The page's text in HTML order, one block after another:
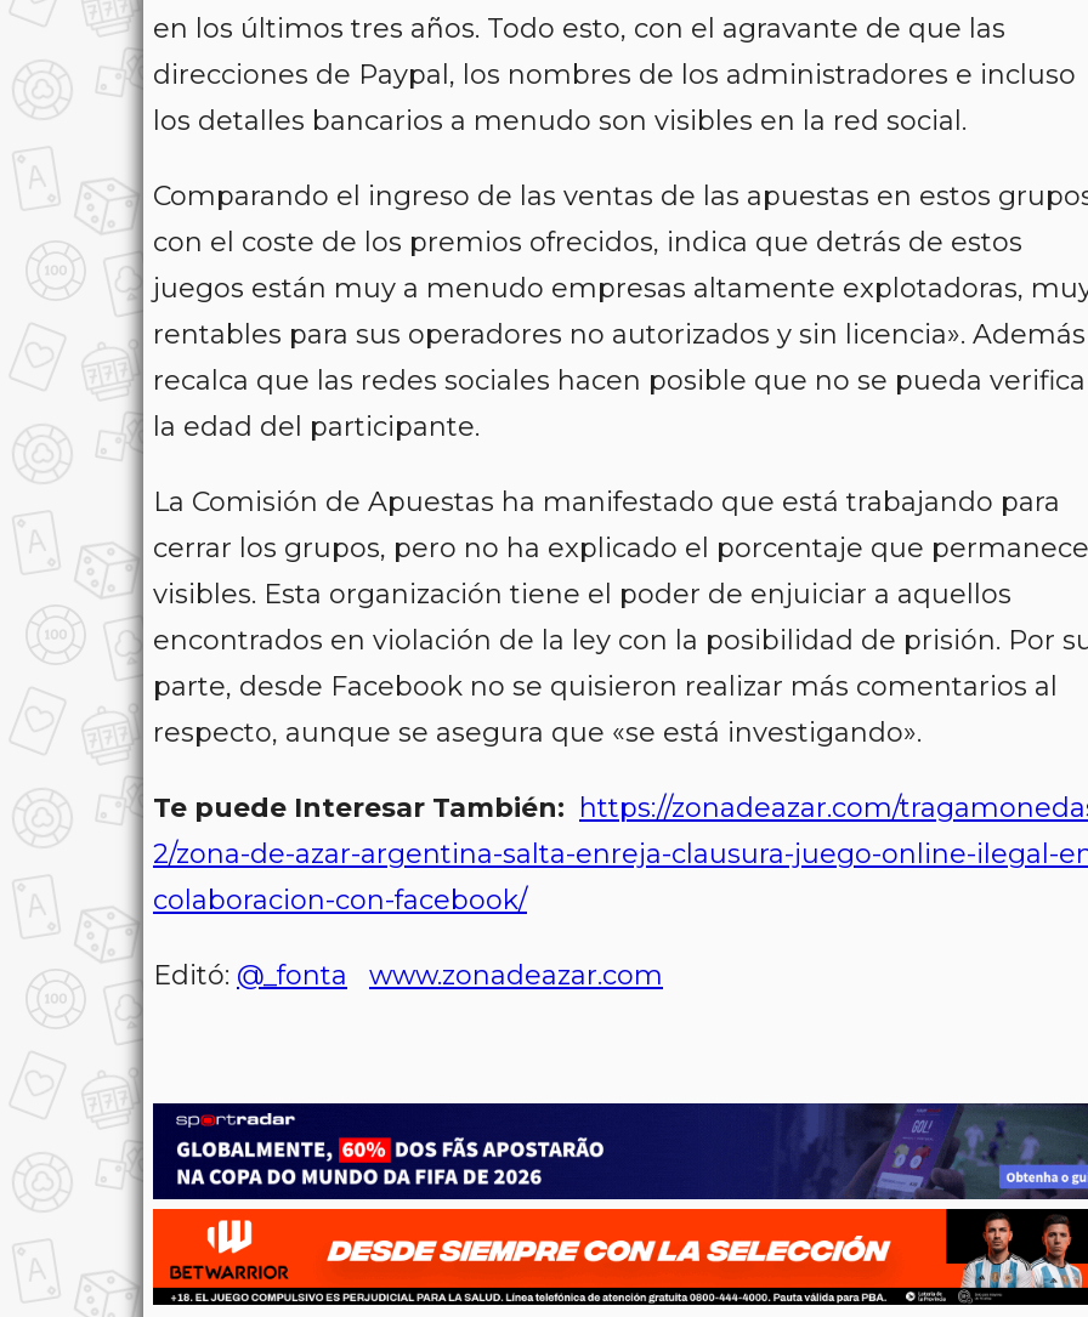
en los últimos tres años. Todo esto, con el agravante de que las
direcciones de Paypal, los nombres de los administradores e incluso
los detalles bancarios a menudo son visibles en la red social.
Comparando el ingreso de las ventas de las apuestas en estos
con el coste de los premios ofrecidos, indica que detrás de estos
juegos están muy a menudo empresas altamente explotadoras,
rentables para sus operadores no autorizados y sin licencia». Además
recalca que las redes sociales hacen posible que no se pueda
la edad del participante.
La Comisión de Apuestas ha manifestado que está trabajando para
cerrar los grupos, pero no ha explicado el porcentaje que
visibles. Esta organización tiene el poder de enjuiciar a aquellos
encontrados en violación de la ley con la posibilidad de prisión. Por
parte, desde Facebook no se quisieron realizar más comentarios al
respecto, aunque se asegura que «se está investigando».
Te puede Interesar También: https://zonadeazar.com/
2/zona-de-azar-argentina-salta-enreja-clausura-juego-online-ilegal-
colaboracion-con-facebook/
Editó: @_fonta www.zonadeazar.com